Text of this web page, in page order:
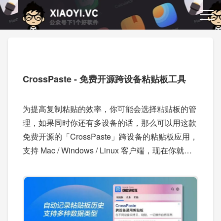
CrossPaste - 免费开源跨设备粘贴板工具
为提高复制粘贴的效率，你可能会选择粘贴板的管
理，如果同时你还有多设备的话，那么可以用这款
免费开源的「CrossPaste」跨设备的粘贴板应用，
支持 Mac / Windows / Linux 客户端，现在你就可